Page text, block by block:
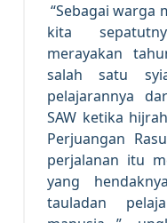
“Sebagai warga
kita
merayakan
salah satu
pelajarannya
SAW ketika
Perjuangan
perjalanan itu
yang
tauladan